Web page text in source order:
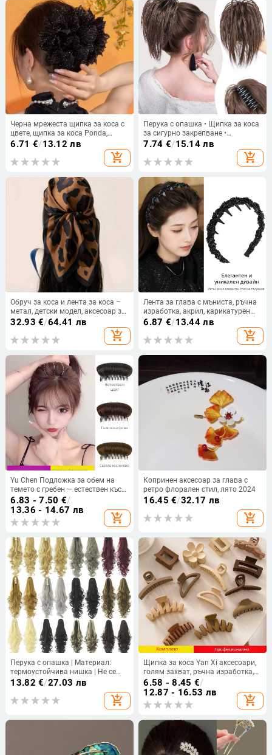
Черна мрежеста щипка за коса с
цвете, щипка за коса Ponda,
опашка, щипка за коса за задна
глава, елегантна щипка за коса с
цвете, декоративна шапка за
6.71 €/13.12 лв
add_shopping_cart
Перука с опашка • Щипка за коса
за сигурно закрепване •
Водопадна права опашка •
Косата от термоустойчива
нишка • Машинно- и ръчно
боядисване
7.74 €/15.14 лв
add_shopping_cart
Обруч за коса и лента за коса –
метал, детски модел, аксесоар за
глава, пролет 2025
32.93 €/64.41 лв
add_shopping_cart
Лента за глава с мъниста, ръчна
изработка, акрил, карикатурен
стил, за жени, пролет 2025
6.87 €/13.44 лв
add_shopping_cart
Yu Chen Подложка за обем на
темето с гребен — естествен къс
стил перука, термоустойчива
жица
6.83 - 7.50 €/
13.36 - 14.67 лв
add_shopping_cart
Копринен аксесоар за глава с
ретро флорален стил, лято 2024
16.45 €/32.17 лв
add_shopping_cart
Перука с опашка | Материал:
термоустойчива нишка | Не се
боядисва с горещи багрила |
Възможно частно етикетиране
13.82 €/27.03 лв
add_shopping_cart
Щипка за коса Yan Xi аксесоари,
голям захват, ръчна изработка,
пластмасова, аксесоар за глава
за жени
6.58 - 8.45 €/
12.87 - 16.53 лв
add_shopping_cart